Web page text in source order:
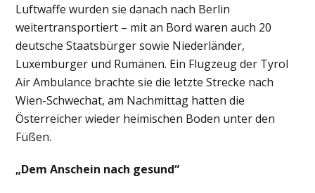
Luftwaffe wurden sie danach nach Berlin
weitertransportiert – mit an Bord waren auch 20
deutsche Staatsbürger sowie Niederländer,
Luxemburger und Rumänen. Ein Flugzeug der Tyrol
Air Ambulance brachte sie die letzte Strecke nach
Wien-Schwechat, am Nachmittag hatten die
Österreicher wieder heimischen Boden unter den
Füßen.
„Dem Anschein nach gesund“